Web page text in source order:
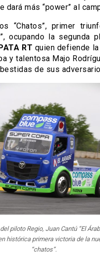
dará más “power” al
“Chatos”, primer
ocupando la segunda
RT quien defiende
y talentosa Majo
de sus
piloto Regio, Juan Cantú “El
histórica primera victoria de la
“chatos”.